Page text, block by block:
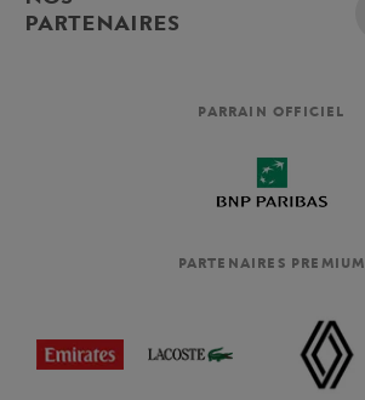
PARTENAIRES
PARRAIN OFFICIEL
PARTENAIRES PREMIUM